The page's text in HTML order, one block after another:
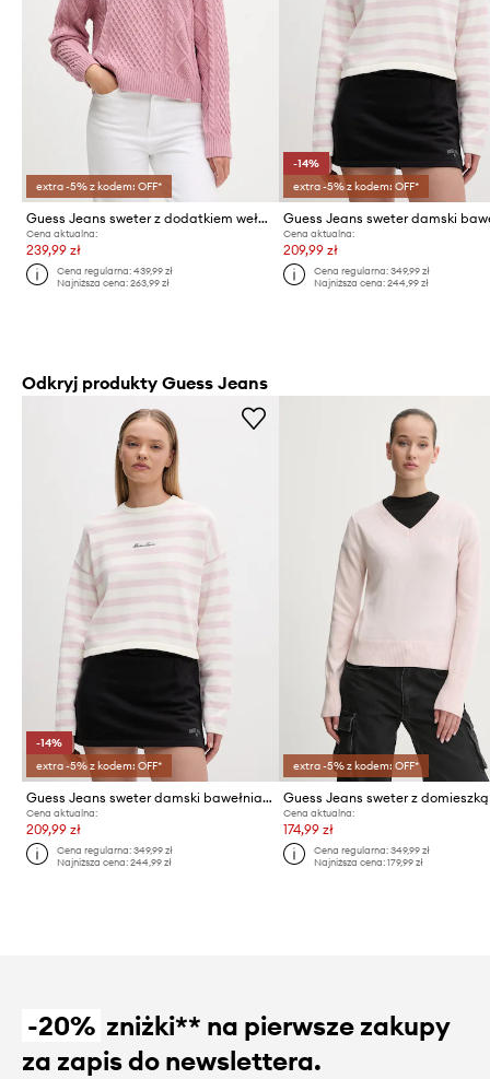
extra -5% z kodem: OFF*
Guess Jeans sweter z dodatkiem wełny
Cena aktualna:
239,99 zł
Cena regularna:439,99 zł
Najniższa cena:263,99 zł
-14%
extra -5% z kodem: OFF*
Cena aktualna:
209,99 zł
Cena regularna: 349,99 zł
Najniższa cena: 244,99 zł
Odkryj produkty Guess Jeans
-14%
extra -5% z kodem: OFF*
Guess Jeans sweter damski bawełniany
Cena aktualna:
209,99 zł
Cena regularna:349,99 zł
Najniższa cena:244,99 zł
extra -5% z kodem: OFF*
Cena aktualna:
174,99 zł
Cena regularna: 349,99 zł
Najniższa cena: 179,99 zł
-20% zniżki** na pierwsze zakupy
za zapis do newslettera.